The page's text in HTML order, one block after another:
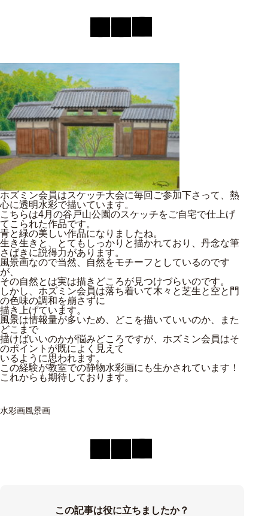
ホズミン会員はスケッチ大会に毎回ご参加下さって、熱
心に透明水彩で描いています。
こちらは4月の谷戸山公園のスケッチをご自宅で仕上げ
てこられた作品です。
青と緑の美しい作品になりましたね。
生き生きと、とてもしっかりと描かれており、丹念な筆
さばきに説得力があります。
風景画なので当然、自然をモチーフとしているのです
が、
その自然とは実は描きどころが見つけづらいのです。
しかし、ホズミン会員は落ち着いて木々と芝生と空と門
の色味の調和を崩さずに
描き上げています。
風景は情報量が多いため、どこを描いていいのか、また
どこまで
描けばいいのかが悩みどころですが、ホズミン会員はそ
のポイントが既によく見えて
いるように思われます。
この経験が教室での静物水彩画にも生かされています！
これからも期待しております。
水彩画風景画
この記事は役に立ちましたか？